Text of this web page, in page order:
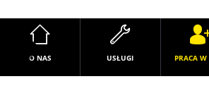
O NAS USŁUGI PRACA